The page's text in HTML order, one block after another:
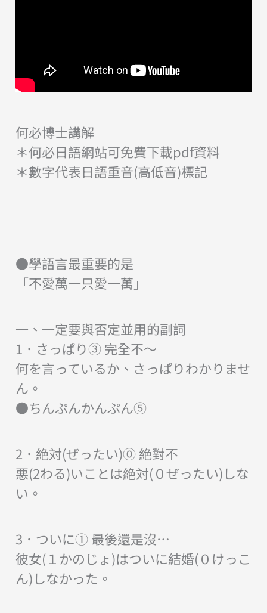
何必博士講解
＊何必日語網站可免費下載pdf資料
＊數字代表日語重音(高低音)標記
●學語言最重要的是
「不愛萬一只愛一萬」
一、一定要與否定並用的副詞
1．さっぱり③ 完全不〜
何を言っているか、さっぱりわかりませ
ん。
●ちんぷんかんぷん⑤
2．絶対(ぜったい)⓪ 絶對不
悪(2わる)いことは絶対(０ぜったい)しな
い。
3．ついに① 最後還是沒…
彼女(１かのじょ)はついに結婚(０けっこ
ん)しなかった。